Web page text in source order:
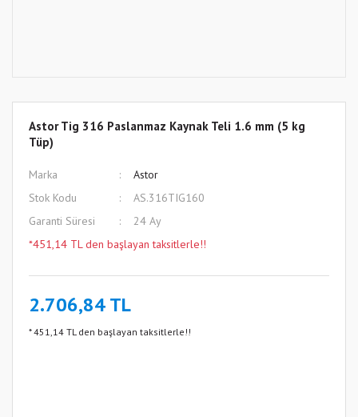
Astor Tig 316 Paslanmaz Kaynak Teli 1.6 mm (5 kg
Tüp)
Marka
Astor
Stok Kodu
AS.316TIG160
Garanti Süresi
24 Ay
*451,14 TL den başlayan taksitlerle!!
2.706,84 TL
* 451,14 TL den başlayan taksitlerle!!